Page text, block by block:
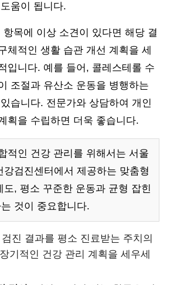
움이 됩니다.
목에 이상 소견이 있다면 해당 결
체적인 생활 습관 개선 계획을 세
입니다. 예를 들어, 콜레스테롤 수
조절과 유산소 운동을 병행하는
습니다. 전문가와 상담하여 개인
획을 수립하면 더욱 좋습니다.
적인 건강 관리를 위해서는 서울
강검진센터에서 제공하는 맞춤형
도, 평소 꾸준한 운동과 균형 잡힌
것이 중요합니다.
검진 결과를 평소 진료받는 주치의
기적인 건강 관리 계획을 세우세